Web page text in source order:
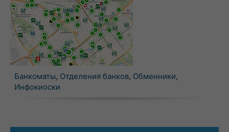
Банкоматы, Отделения банков, Обменники,
Инфокиоски